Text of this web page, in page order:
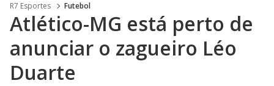
R7 Esportes Futebol
Atlético-MG está perto de
anunciar o zagueiro Léo
Duarte